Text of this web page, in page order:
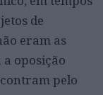
de
eram as
oposição
pelo